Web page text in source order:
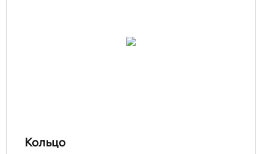
Кольцо